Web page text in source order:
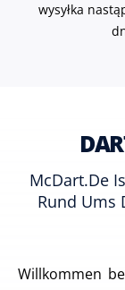
wysyłka
McDart.de
Rund Ums
Willkommen